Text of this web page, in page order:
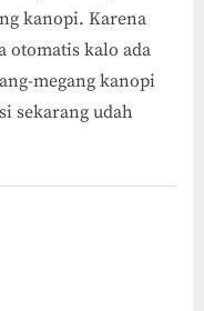
kanopi. Karena
otomatis kalo ada
megang kanopi
sekarang udah